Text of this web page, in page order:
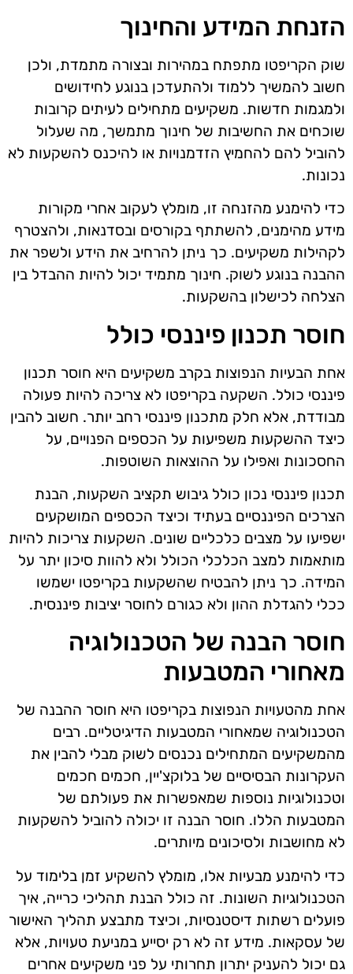
הזנחת המידע והחינוך
שוק הקריפטו מתפתח במהירות ובצורה מתמדת, ולכן
חשוב להמשיך ללמוד ולהתעדכן בנוגע לחידושים
ולמגמות חדשות. משקיעים מתחילים לעיתים קרובות
שוכחים את החשיבות של חינוך מתמשך, מה שעלול
להוביל להם להחמיץ הזדמנויות או להיכנס להשקעות לא
נכונות.
כדי להימנע מהזנחה זו, מומלץ לעקוב אחרי מקורות
מידע מהימנים, להשתתף בקורסים ובסדנאות, ולהצטרף
לקהילות משקיעים. כך ניתן להרחיב את הידע ולשפר את
ההבנה בנוגע לשוק. חינוך מתמיד יכול להיות ההבדל בין
הצלחה לכישלון בהשקעות.
חוסר תכנון פיננסי כולל
אחת הבעיות הנפוצות בקרב משקיעים היא חוסר תכנון
פיננסי כולל. השקעה בקריפטו לא צריכה להיות פעולה
מבודדת, אלא חלק מתכנון פיננסי רחב יותר. חשוב להבין
כיצד ההשקעות משפיעות על הכספים הפנויים, על
החסכונות ואפילו על ההוצאות השוטפות.
תכנון פיננסי נכון כולל גיבוש תקציב השקעות, הבנת
הצרכים הפיננסיים בעתיד וכיצד הכספים המושקעים
ישפיעו על מצבים כלכליים שונים. השקעות צריכות להיות
מותאמות למצב הכלכלי הכולל ולא להוות סיכון יתר על
המידה. כך ניתן להבטיח שהשקעות בקריפטו ישמשו
ככלי להגדלת ההון ולא כגורם לחוסר יציבות פיננסית.
חוסר הבנה של הטכנולוגיה
מאחורי המטבעות
אחת מהטעויות הנפוצות בקריפטו היא חוסר ההבנה של
הטכנולוגיה שמאחורי המטבעות הדיגיטליים. רבים
מהמשקיעים המתחילים נכנסים לשוק מבלי להבין את
העקרונות הבסיסיים של בלוקצ'יין, חכמים חכמים
וטכנולוגיות נוספות שמאפשרות את פעולתם של
המטבעות הללו. חוסר הבנה זו יכולה להוביל להשקעות
לא מחושבות ולסיכונים מיותרים.
כדי להימנע מבעיות אלו, מומלץ להשקיע זמן בלימוד על
הטכנולוגיות השונות. זה כולל הבנת תהליכי כרייה, איך
פועלים רשתות דיסטנסיות, וכיצד מתבצע תהליך האישור
של עסקאות. מידע זה לא רק יסייע במניעת טעויות, אלא
גם יכול להעניק יתרון תחרותי על פני משקיעים אחרים